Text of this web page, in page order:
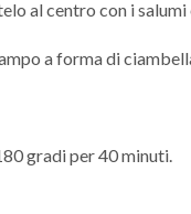
al centro con i
a forma di
gradi per 40 minuti.